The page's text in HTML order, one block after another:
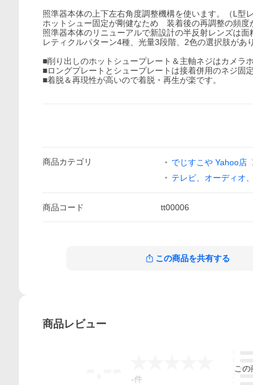
照準器本体の上下左右角度調整機構を使います。（L型
ホットシュー固定が剛健なため 装着後の再調整の頻度
照準器本体のリニューアルで新設計の半反射レンズは面
レティクルパターン4種、光量3段階、2色の選択肢があ
■削り出しのホットシュープレート＆主軸ネジはカメラ
■ロングプレートとシュープレートは接着併用のネジ固
■着脱＆再現性が高いので着脱・再生が楽です。
商品カテゴリ でじすこや Yahoo店
テレビ、オーディオ
商品コード tt00006
この商品を共有する
商品レビュー
-件
この